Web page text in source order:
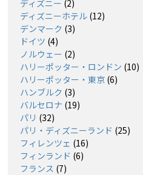
ディズニー (2)
ディズニーホテル (12)
デンマーク (3)
ドイツ (4)
ノルウェー (2)
ハリーポッター・ロンドン (10)
ハリーポッター・東京 (6)
ハンブルク (3)
バルセロナ (19)
パリ (32)
パリ・ディズニーランド (25)
フィレンツェ (16)
フィンランド (6)
フランス (7)